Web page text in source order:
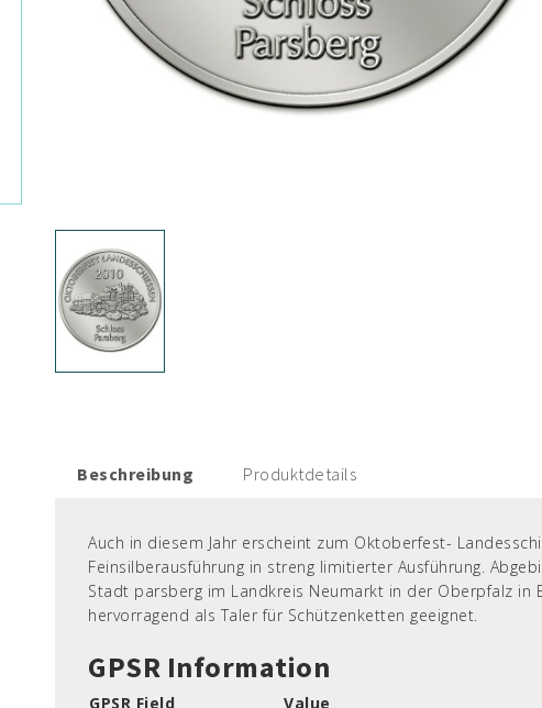
Beschreibung Produktdetails
Auch in diesem Jahr erscheint zum Oktoberfest-
Feinsilberausführung in streng limitierter Ausführung.
Stadt parsberg im Landkreis Neumarkt in der Oberpfalz in
hervorragend als Taler für Schützenketten geeignet.
GPSR Information
GPSR Field
Value